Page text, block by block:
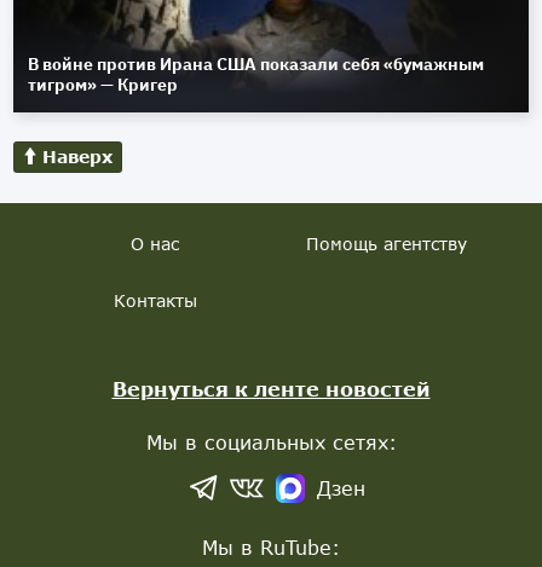
В войне против Ирана США показали себя «бумажным
тигром» — Кригер
Наверх
О нас Помощь агентству
Контакты
Вернуться к ленте новостей
Мы в социальных сетях:
Дзен
Мы в RuTube: